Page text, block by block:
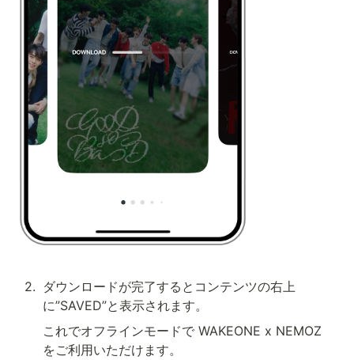
2. ダウンロードが完了するとコンテンツの右上
に”SAVED”と表示されます。
これでオフラインモードで WAKEONE x NEMOZ
をご利用いただけます。